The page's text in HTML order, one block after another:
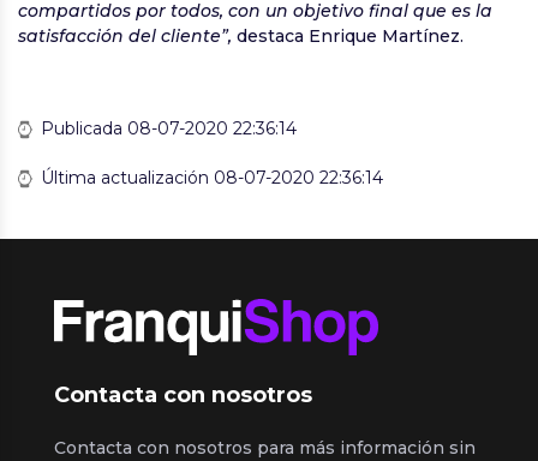
compartidos por todos, con un objetivo final que es la
satisfacción del cliente”, destaca Enrique Martínez.
Publicada 08-07-2020 22:36:14
Última actualización 08-07-2020 22:36:14
Contacta con nosotros
Contacta con nosotros para más información sin